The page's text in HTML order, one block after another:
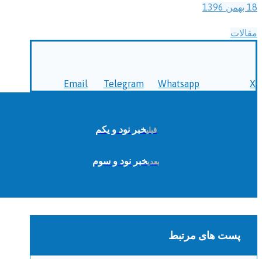
18 بهمن 1396
مقالات
X
Whatsapp
Telegram
Email
قبلیخبر نود و یکم
بعدیخبر نود و سوم
پست های مرتبط